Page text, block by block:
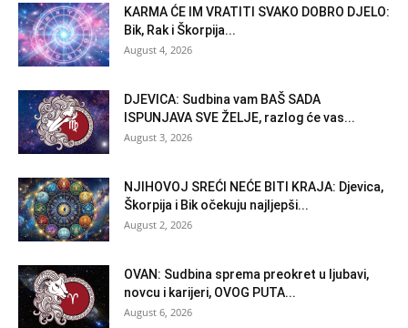
KARMA ĆE IM VRATITI SVAKO DOBRO DJELO:
Bik, Rak i Škorpija...
August 4, 2026
DJEVICA: Sudbina vam BAŠ SADA
ISPUNJAVA SVE ŽELJE, razlog će vas...
August 3, 2026
NJIHOVOJ SREĆI NEĆE BITI KRAJA: Djevica,
Škorpija i Bik očekuju najljepši...
August 2, 2026
OVAN: Sudbina sprema preokret u ljubavi,
novcu i karijeri, OVOG PUTA...
August 6, 2026